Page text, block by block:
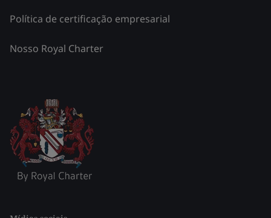
Política de certificação empresarial
Nosso Royal Charter